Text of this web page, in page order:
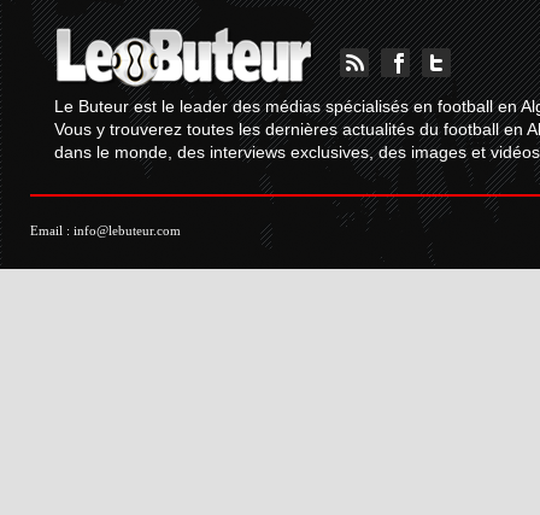
Le Buteur est le leader des médias spécialisés en football en
Vous y trouverez toutes les dernières actualités du football en
dans le monde, des interviews exclusives, des images et
Email : info@lebuteur.com